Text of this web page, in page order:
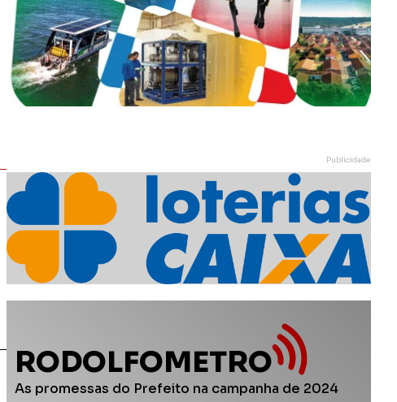
Publicidade
RODOLFOMETRO
As promessas do Prefeito na campanha de 2024